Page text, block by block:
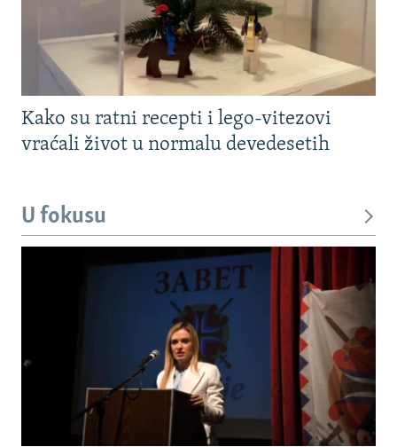
Kako su ratni recepti i lego-vitezovi
vraćali život u normalu devedesetih
U fokusu